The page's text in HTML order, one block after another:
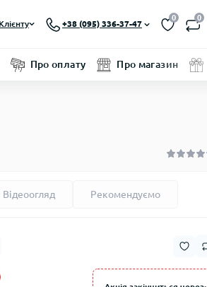
Клієнту +38 (095) 336-37-47
0 0
Про оплату Про магазин
Відеоогляд Рекомендуємо